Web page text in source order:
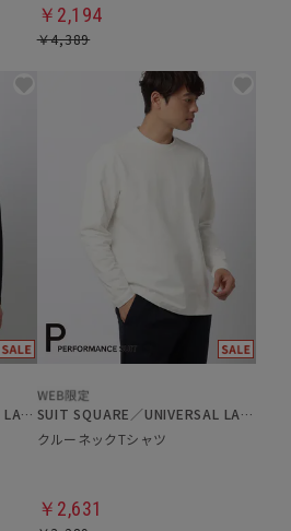
￥2,194
￥4,389
SUIT SQUARE／UNIVERSAL LANGUAGE
SUIT SQUARE／UNIVERSAL LANGUAGE
クルーネックTシャツ
￥2,631